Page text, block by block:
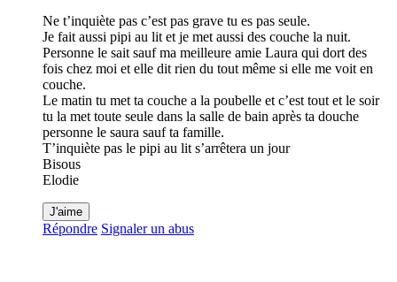
Ne t’inquiète pas c’est pas grave tu es pas seule.
Je fait aussi pipi au lit et je met aussi des couche la nuit.
Personne le sait sauf ma meilleure amie Laura qui dort des
fois chez moi et elle dit rien du tout même si elle me voit en
couche.
Le matin tu met ta couche a la poubelle et c’est tout et le soir
tu la met toute seule dans la salle de bain après ta douche
personne le saura sauf ta famille.
T’inquiète pas le pipi au lit s’arrêtera un jour
Bisous
Elodie
J'aime
Répondre Signaler un abus